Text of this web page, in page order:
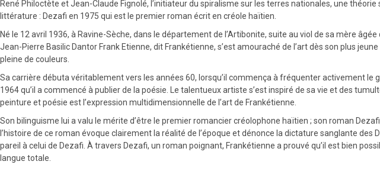
René Philoctète et Jean-Claude Fignolé, l’initiateur du spiralisme sur les terres nationales, une
littérature : Dezafi en 1975 qui est le premier roman écrit en créole haïtien.
Né le 12 avril 1936, à Ravine-Sèche, dans le département de l’Artibonite, suite au viol de sa mère
Jean-Pierre Basilic Dantor Frank Etienne, dit Frankétienne, s’est amouraché de l’art dès son plus
pleine de couleurs.
Sa carrière débuta véritablement vers les années 60, lorsqu’il commença à fréquenter activement le
1964 qu’il a commencé à publier de la poésie. Le talentueux artiste s’est inspiré de sa vie et des
peinture et poésie est l’expression multidimensionnelle de l’art de Frankétienne.
Son bilinguisme lui a valu le mérite d’être le premier romancier créolophone haïtien ; son roman
l’histoire de ce roman évoque clairement la réalité de l’époque et dénonce la dictature sanglante
pareil à celui de Dezafi. À travers Dezafi, un roman poignant, Frankétienne a prouvé qu’il est bien
langue totale.